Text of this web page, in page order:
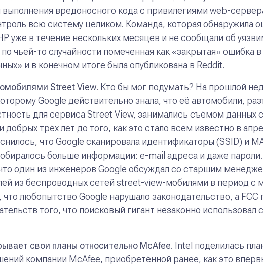
выполнения вредоносного кода с привилегиями web-
всю систему целиком. Команда, которая обнаружила
уже в течение нескольких месяцев и не сообщали об
чьей-то случайности помеченная как «закрытая» ошибка в
и в конечном итоге была опубликована в Reddit.
StreetView. Кто бы мог подумать? На прошлой
Google действительно знала, что её автомобили,
для сервиса Street View, занимались съёмом данных
трёх лет до того, как это стало всем известно в
что Google сканировала идентификаторы (SSID) и
больше информации: e-mail адреса и даже
один из инженеров Google обсуждал со старшим
из беспроводных сетей street-view-мобилями в период с
любопытство Google нарушало законодательство, а FCC
того, что поисковый гигант незаконно использовал
свои планы относительно McAfee. Intel поделилась
компании McAfee, приобретённой ранее, как это